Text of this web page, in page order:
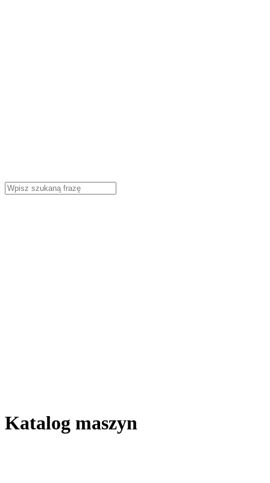
Katalog maszyn